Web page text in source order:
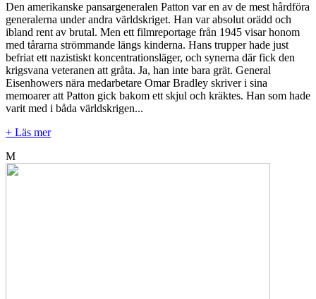
Den amerikanske pansargeneralen Patton var en av de mest hårdföra
generalerna under andra världskriget. Han var absolut orädd och
ibland rent av brutal. Men ett filmreportage från 1945 visar honom
med tårarna strömmande längs kinderna. Hans trupper hade just
befriat ett nazistiskt koncentrationsläger, och synerna där fick den
krigsvana veteranen att gråta. Ja, han inte bara grät. General
Eisenhowers nära medarbetare Omar Bradley skriver i sina
memoarer att Patton gick bakom ett skjul och kräktes. Han som hade
varit med i båda världskrigen...
+ Läs mer
M